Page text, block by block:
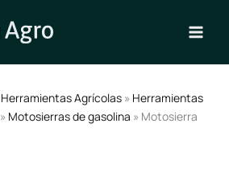
Herramientas Agrícolas » Herramientas
» Motosierras de gasolina » Motosierra